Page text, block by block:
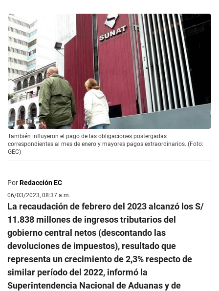
También influyeron el pago de las obligaciones postergadas
correspondientes al mes de enero y mayores pagos extraordinarios. (Foto:
GEC)
PorRedacción EC
06/03/2023, 08:37 a.m.
La recaudación de febrero del 2023 alcanzó los S/
11.838 millones de ingresos tributarios del
gobierno central netos (descontando las
devoluciones de impuestos), resultado que
representa un crecimiento de 2,3% respecto de
similar período del 2022, informó la
Superintendencia Nacional de Aduanas y de